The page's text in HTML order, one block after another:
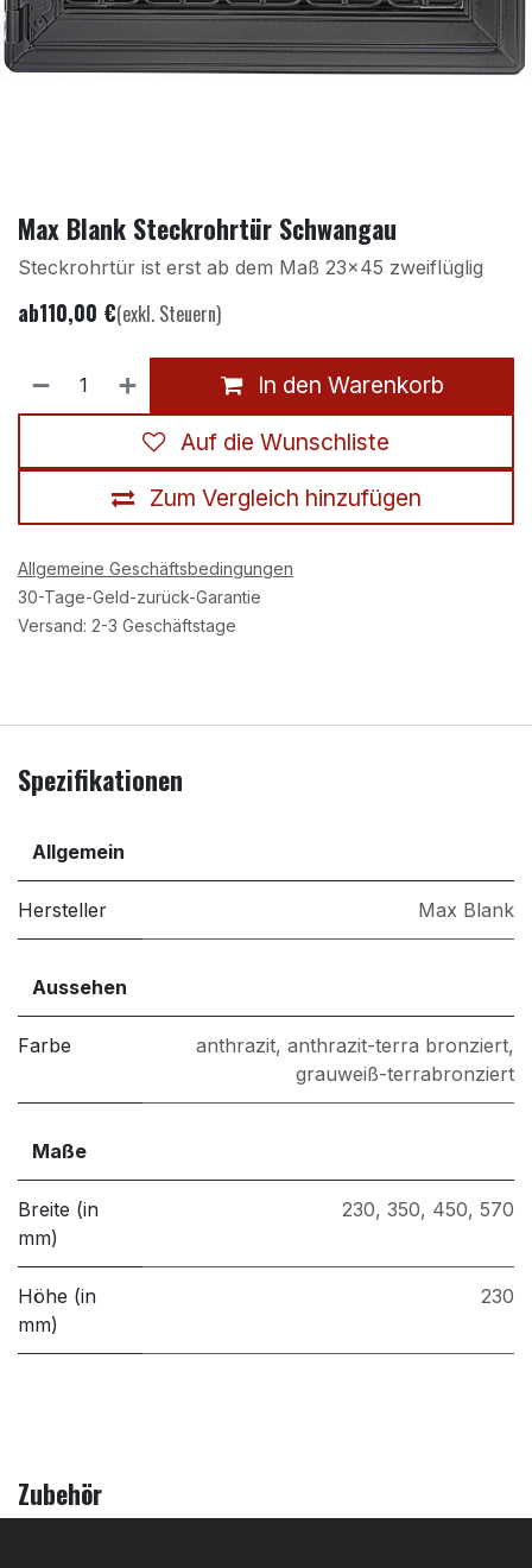
Max Blank Steckrohrtür Schwangau
Steckrohrtür ist erst ab dem Maß 23x45 zweiflüglig
ab110,00 €(exkl. Steuern)
In den Warenkorb
Zum Vergleich hinzufügen
Auf die Wunschliste
Allgemeine Geschäftsbedingungen
30-Tage-Geld-zurück-Garantie
Versand: 2-3 Geschäftstage
Spezifikationen
Allgemein
Hersteller Max Blank
Aussehen
Farbe anthrazit, anthrazit-terra bronziert,
grauweiß-terrabronziert
Maße
Breite (in
mm)
230, 350, 450, 570
Höhe (in
mm)
230
Zubehör